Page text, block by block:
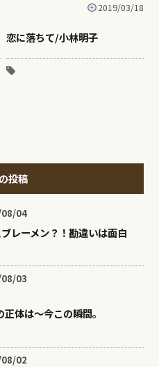
2019/03/18
恋に落ちて/小林明子
投稿
04
レーメン？！勘違いは面白
03
正体は〜今この瞬間。
02